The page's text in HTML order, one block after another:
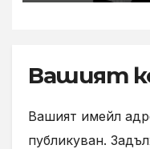
Вашият
Вашият имейл
публикуван.